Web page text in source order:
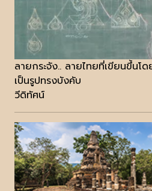
ลายกระจัง.. ลายไทยที่เขียนขึ้นโ
เป็นรูปทรงบังคับ
วีดิทัศน์